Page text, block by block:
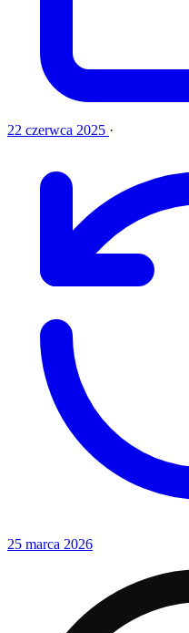
22 czerwca 2025 ·
25 marca 2026